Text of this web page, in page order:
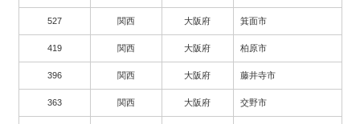
527 関西 大阪府 箕面市
419 関西 大阪府 柏原市
396 関西 大阪府 藤井寺市
363 関西 大阪府 交野市